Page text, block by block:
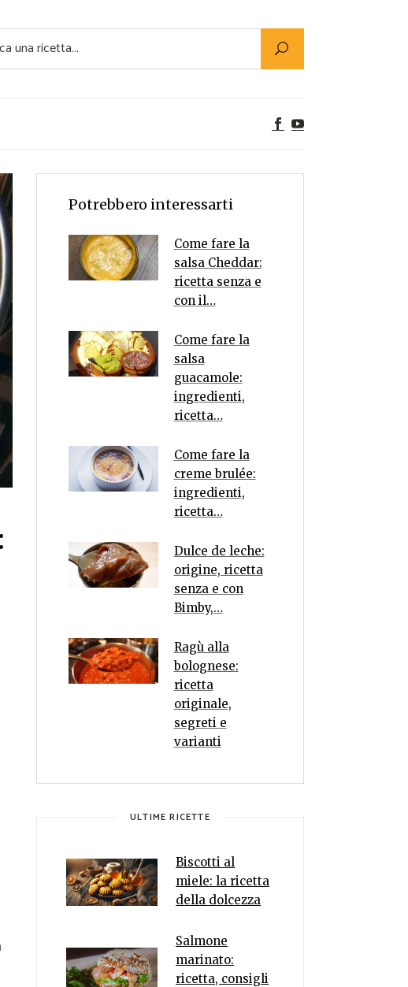
Utility
Super Alimenti
Ricette Vegetariane
Rumors
Potrebbero interessarti
Come fare la
salsa Cheddar:
ricetta senza e
con il…
Come fare la
salsa
guacamole:
ingredienti,
ricetta…
Come fare la
creme brulée:
ingredienti,
ricetta…
Dulce de leche:
origine, ricetta
senza e con
Bimby,…
Ragù alla
bolognese:
ricetta
originale,
segreti e
varianti
ULTIME RICETTE
Biscotti al
miele: la ricetta
della dolcezza
Salmone
marinato:
ricetta, consigli